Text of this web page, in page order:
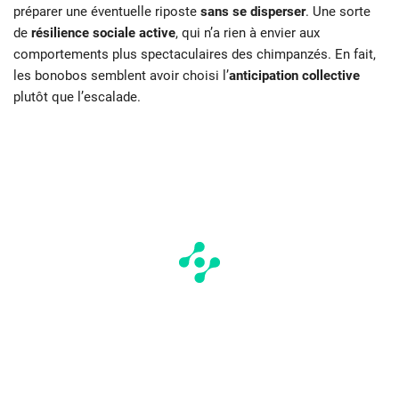
préparer une éventuelle riposte sans se disperser. Une sorte
de résilience sociale active, qui n’a rien à envier aux
comportements plus spectaculaires des chimpanzés. En fait,
les bonobos semblent avoir choisi l’anticipation collective
plutôt que l’escalade.